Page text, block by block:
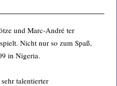
und Marc-André ter
Nicht nur so zum Spaß,
in Nigeria.
talentierter